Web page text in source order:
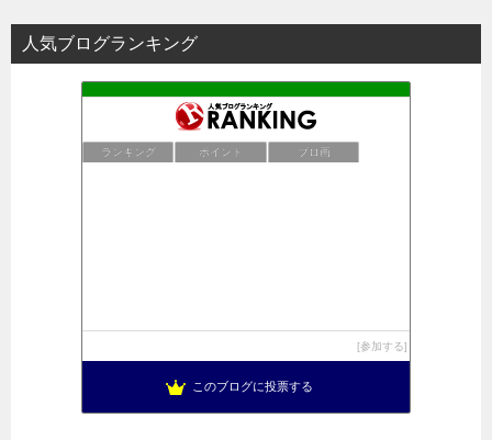
人気ブログランキング
ランキング ポイント ブロ画
参加する
このブログに投票する